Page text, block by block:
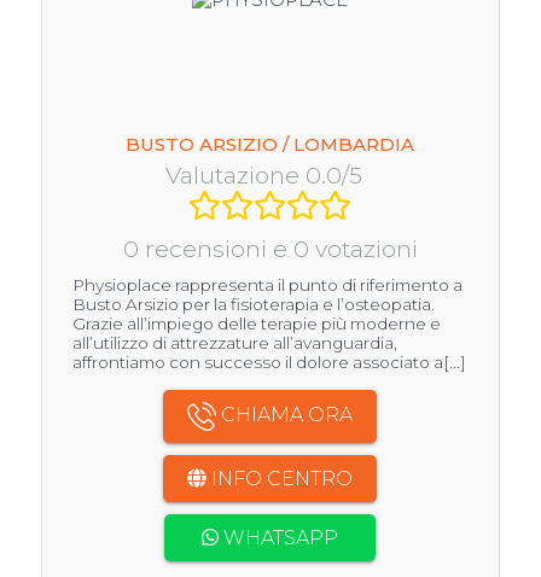
BUSTO ARSIZIO / LOMBARDIA
Valutazione 0.0/5
0 recensioni e 0 votazioni
Physioplace rappresenta il punto di riferimento a
Busto Arsizio per la fisioterapia e l’osteopatia.
Grazie all’impiego delle terapie più moderne e
all’utilizzo di attrezzature all’avanguardia,
affrontiamo con successo il dolore associato a[...]
CHIAMA ORA
INFO CENTRO
WHATSAPP